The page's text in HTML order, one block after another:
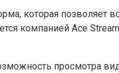
которая позволяет
компанией Ace
просмотра